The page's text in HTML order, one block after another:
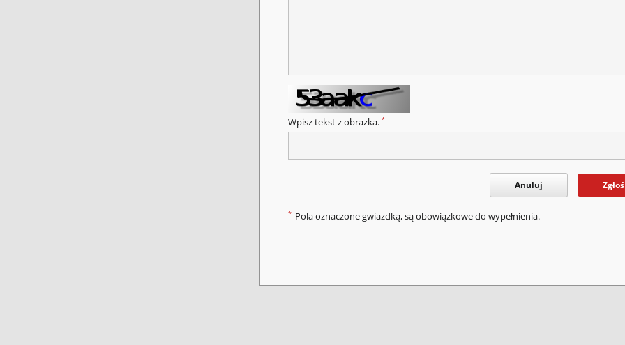
Wpisz tekst z obrazka. *
Anuluj Zgłoś
* Pola oznaczone gwiazdką, są obowiązkowe do wypełnienia.